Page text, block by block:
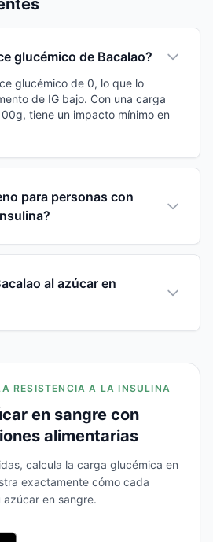
glucémico de Bacalao?
glucémico de 0, lo que lo
de IG bajo. Con una carga
tiene un impacto mínimo en
para personas con
al azúcar en
RESISTENCIA A LA INSULINA
en sangre con
alimentarias
calcula la carga glucémica en
exactamente cómo cada
en sangre.